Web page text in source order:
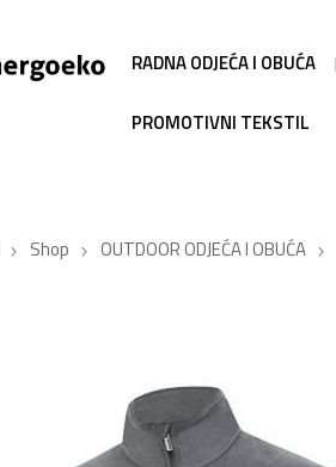
RADNA ODJEĆA I OBUĆA
PROMOTIVNI TEKSTIL
Shop OUTDOOR ODJEĆA I OBUĆA